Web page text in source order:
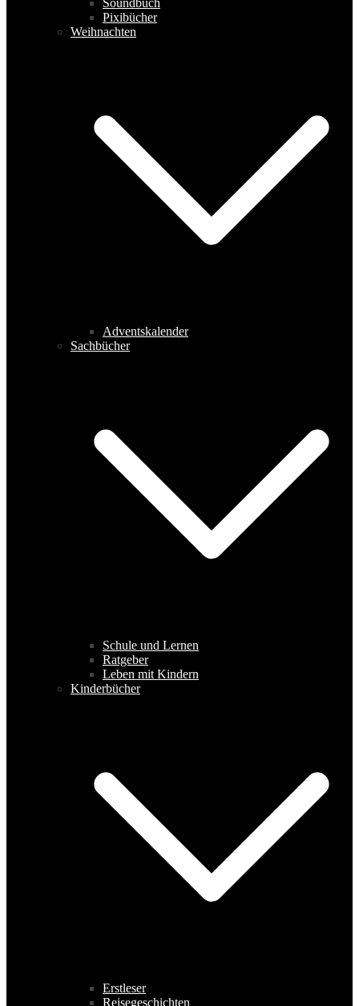
Soundbuch
Pixibücher
Weihnachten
Adventskalender
Sachbücher
Schule und Lernen
Ratgeber
Leben mit Kindern
Kinderbücher
Erstleser
Reisegeschichten